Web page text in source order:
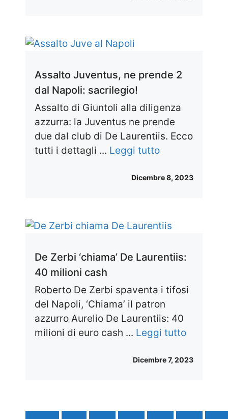
Assalto Juventus, ne prende 2
dal Napoli: sacrilegio!
Assalto di Giuntoli alla diligenza
azzurra: la Juventus ne prende
due dal club di De Laurentiis. Ecco
tutti i dettagli ... Leggi tutto
Dicembre 8, 2023
De Zerbi ‘chiama’ De Laurentiis:
40 milioni cash
Roberto De Zerbi spaventa i tifosi
del Napoli, ‘Chiama’ il patron
azzurro Aurelio De Laurentiis: 40
milioni di euro cash ... Leggi tutto
Dicembre 7, 2023